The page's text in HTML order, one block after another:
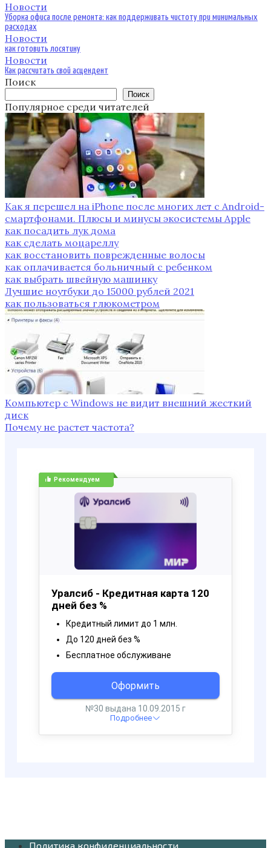
Новости
Уборка офиса после ремонта: как поддерживать чистоту при минимальных
расходах
Новости
как готовить лосятину
Новости
Как рассчитать свой асцендент
Поиск
Поиск
Популярное среди читателей
Как я перешел на iPhone после многих лет с Android-
смартфонами. Плюсы и минусы экосистемы Apple
как посадить лук дома
как сделать моцареллу
как восстановить поврежденные волосы
как оплачивается больничный с ребенком
как выбрать швейную машинку
Лучшие ноутбуки до 15000 рублей 2021
как пользоваться глюкометром
Компьютер с Windows не видит внешний жесткий
диск
Почему не растет частота?
Политика конфиденциальности